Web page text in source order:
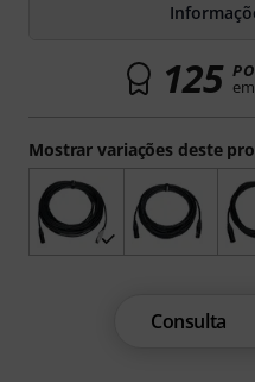
Mostrar variações deste
125
Consulta